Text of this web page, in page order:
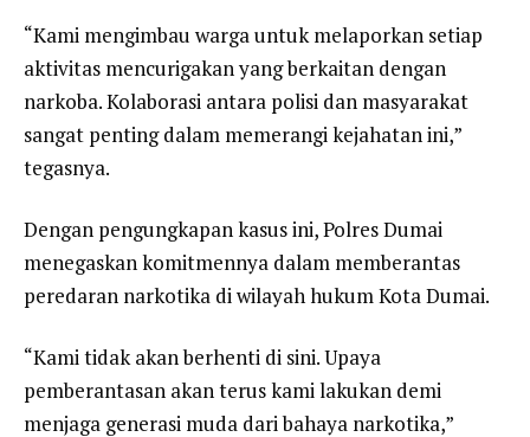
“Kami mengimbau warga untuk melaporkan setiap
aktivitas mencurigakan yang berkaitan dengan
narkoba. Kolaborasi antara polisi dan masyarakat
sangat penting dalam memerangi kejahatan ini,”
tegasnya.
Dengan pengungkapan kasus ini, Polres Dumai
menegaskan komitmennya dalam memberantas
peredaran narkotika di wilayah hukum Kota Dumai.
“Kami tidak akan berhenti di sini. Upaya
pemberantasan akan terus kami lakukan demi
menjaga generasi muda dari bahaya narkotika,”